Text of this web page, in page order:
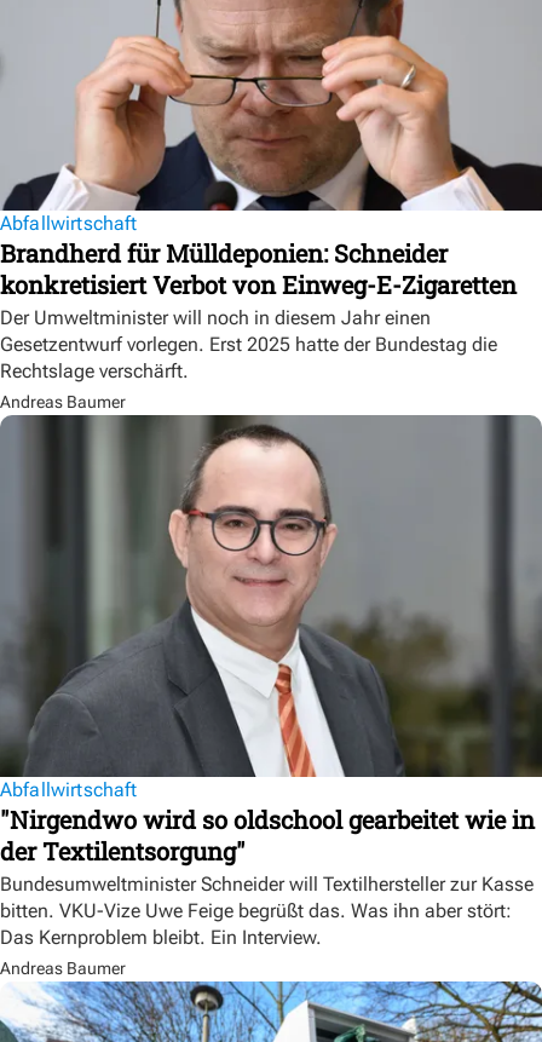
Abfallwirtschaft
Brandherd für Mülldeponien: Schneider
konkretisiert Verbot von Einweg-E-Zigaretten
Der Umweltminister will noch in diesem Jahr einen
Gesetzentwurf vorlegen. Erst 2025 hatte der Bundestag die
Rechtslage verschärft.
Andreas Baumer
Abfallwirtschaft
"Nirgendwo wird so oldschool gearbeitet wie in
der Textilentsorgung"
Bundesumweltminister Schneider will Textilhersteller zur Kasse
bitten. VKU-Vize Uwe Feige begrüßt das. Was ihn aber stört:
Das Kernproblem bleibt. Ein Interview.
Andreas Baumer